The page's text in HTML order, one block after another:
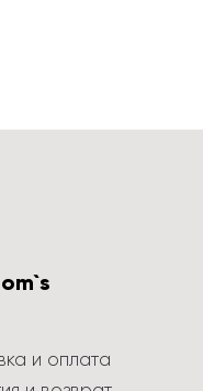
и оплата